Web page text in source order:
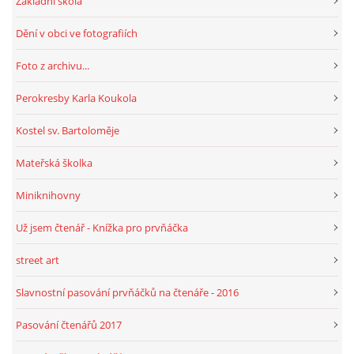
Dění v obci ve fotografiích
Foto z archivu...
Perokresby Karla Koukola
Kostel sv. Bartoloměje
Mateřská školka
Miniknihovny
Už jsem čtenář - Knížka pro prvňáčka
street art
Slavnostní pasování prvňáčků na čtenáře - 2016
Pasování čtenářů 2017